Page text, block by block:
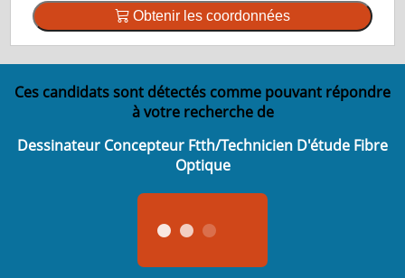
Obtenir les coordonnées
Ces candidats sont détectés comme pouvant répondre
à votre recherche de
Dessinateur Concepteur Ftth/Technicien D'étude Fibre
Optique